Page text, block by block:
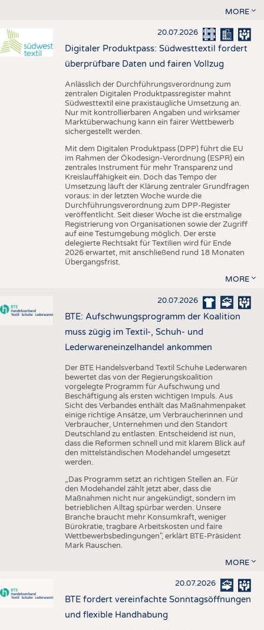
MORE
20.07.2026
Digitaler Produktpass: Südwesttextil fordert
überprüfbare Daten und fairen Vollzug
Anlässlich der Durchführungsverordnung zum
zentralen Digitalen Produktpassregister mahnt
Südwesttextil eine praxistaugliche Umsetzung an.
Nur mit kontrollierbaren Angaben und wirksamer
Marktüberwachung kann ein fairer Wettbewerb
sichergestellt werden.
Mit dem Digitalen Produktpass (DPP) führt die EU
im Rahmen der Ökodesign-Verordnung (ESPR) ein
zentrales Instrument für mehr Transparenz und
Kreislauffähigkeit ein. Doch das Tempo der
Umsetzung läuft der Klärung zentraler Grundfragen
voraus: in der letzten Woche wurde die
Durchführungsverordnung zum DPP-Register
veröffentlicht. Seit dieser Woche ist die erstmalige
Registrierung von Organisationen sowie der Zugriff
auf eine Testumgebung möglich. Der erste
delegierte Rechtsakt für Textilien wird für Ende
2026 erwartet, mit anschließend rund 18 Monaten
Übergangsfrist.
MORE
20.07.2026
BTE: Aufschwungsprogramm der Koalition
muss zügig im Textil-, Schuh- und
Lederwareneinzelhandel ankommen
Der BTE Handelsverband Textil Schuhe Lederwaren
bewertet das von der Regierungskoalition
vorgelegte Programm für Aufschwung und
Beschäftigung als ersten wichtigen Impuls. Aus
Sicht des Verbandes enthält das Maßnahmenpaket
einige richtige Ansätze, um Verbraucherinnen und
Verbraucher, Unternehmen und den Standort
Deutschland zu entlasten. Entscheidend ist nun,
dass die Reformen schnell und mit klarem Blick auf
den mittelständischen Modehandel umgesetzt
werden.
„Das Programm setzt an richtigen Stellen an. Für
den Modehandel zählt jetzt aber, dass die
Maßnahmen nicht nur angekündigt, sondern im
betrieblichen Alltag spürbar werden. Unsere
Branche braucht mehr Konsumkraft, weniger
Bürokratie, tragbare Arbeitskosten und faire
Wettbewerbsbedingungen", erklärt BTE-Präsident
Mark Rauschen.
MORE
20.07.2026
BTE fordert vereinfachte Sonntagsöffnungen
und flexible Handhabung